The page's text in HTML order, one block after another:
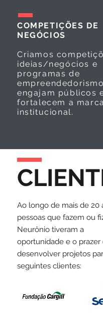
COMPETIÇÕES DE
NEGÓCIOS
Criamos
ideias/negócios e
programas de
engajam públicos
fortalecem a marca
institucional.
Ao longo de mais de 20
pessoas que fazem ou
Neurônio tiveram a
oportunidade e o prazer
desenvolver projetos
seguintes clientes: